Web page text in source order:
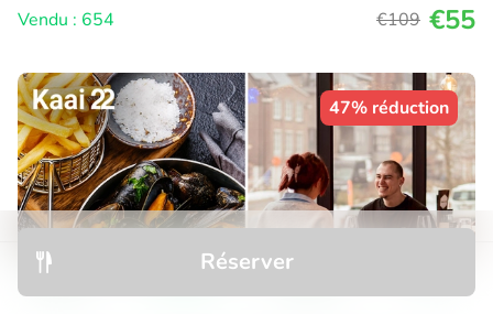
Réserver
Vendu : 654
€109 €55
47% réduction